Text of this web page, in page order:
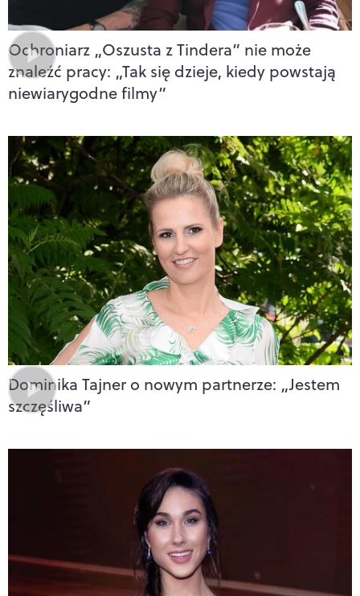
Ochroniarz „Oszusta z Tindera” nie może
znaleźć pracy: „Tak się dzieje, kiedy powstają
niewiarygodne filmy”
Dominika Tajner o nowym partnerze: „Jestem
szczęśliwa”